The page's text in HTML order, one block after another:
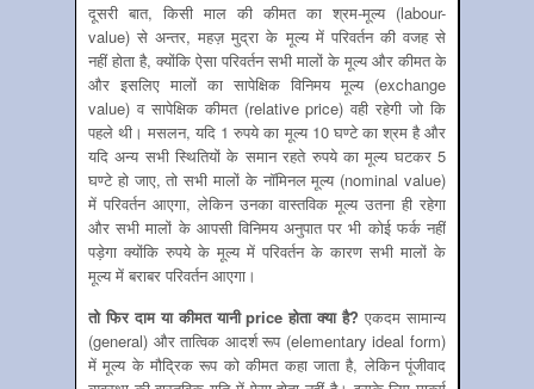
दूसरी बात, किसी माल की कीमत का श्रम-मूल्य (labour-
value) से अन्‍तर, महज़ मुद्रा के मूल्य में परिवर्तन की वजह से
नहीं होता है, क्योंकि ऐसा परिवर्तन सभी मालों के मूल्य और कीमत के बीच के
और इसलिए मालों का सापेक्षिक विनिमय मूल्‍य (exchange
value) व सापेक्षिक कीमत (relative price) वही रहेगी जो कि
पहले थी। मसलन, यदि 1 रुपये का मूल्‍य 10 घण्‍टे का श्रम है और
यदि अन्‍य सभी स्थितियों के समान रहते रुपये का मूल्‍य घटकर 5
घण्‍टे हो जाए, तो सभी मालों के नॉमिनल मूल्‍य (nominal value)
में परिवर्तन आएगा, लेकिन उनका वास्‍तविक मूल्‍य उतना ही रहेगा
और सभी मालों के आपसी विनिमय अनुपात पर भी कोई फर्क नहीं
पड़ेगा क्‍योंकि रुपये के मूल्‍य में परिवर्तन के कारण सभी मालों के
मूल्‍य में बराबर परिवर्तन आएगा।
तो फिर दाम या कीमत यानीprice होता क्‍या है? एकदम सामान्‍य
(general) और तात्विक आदर्श रूप (elementary ideal form)
में मूल्‍य के मौद्रिक रूप को कीमत कहा जाता है, लेकिन पूंजीवाद